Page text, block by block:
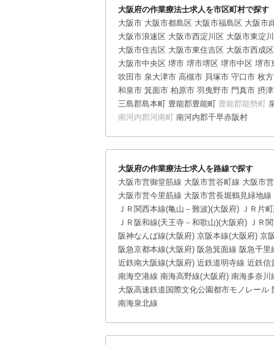
大阪府の作業療法士求人を市区町村で探す
大阪市 大阪市都島区 大阪市福島区 大阪市
大阪市浪速区 大阪市西淀川区 大阪市東淀
大阪市住吉区 大阪市東住吉区 大阪市西成区
大阪市中央区 堺市 堺市堺区 堺市中区 堺市
吹田市 泉大津市 高槻市 貝塚市 守口市 枚
和泉市 箕面市 柏原市 羽曳野市 門真市 摂
三島郡島本町 豊能郡豊能町 豊能郡能勢町
南河内郡河南町 南河内郡千早赤阪村
大阪府の作業療法士求人を路線で探す
大阪市営御堂筋線 大阪市営谷町線 大阪市
大阪市営今里筋線 大阪市営長堀鶴見緑地線
ＪＲ関西本線(亀山－難波)(大阪府) ＪＲ片
ＪＲ阪和線(天王寺－和歌山)(大阪府) ＪＲ
阪神なんば線(大阪府) 京阪本線(大阪府) 京
阪急京都本線(大阪府) 阪急箕面線 阪急千里
近鉄南大阪線(大阪府) 近鉄道明寺線 近鉄信
南海空港線 南海高野線(大阪府) 南海多奈川
大阪高速鉄道国際文化公園都市モノレール
南海泉北線